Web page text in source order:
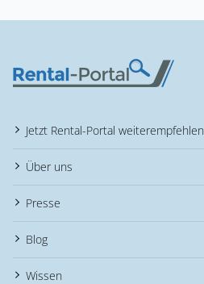
Jetzt Rental-Portal weiterempfehlen
Über uns
Presse
Blog
Wissen